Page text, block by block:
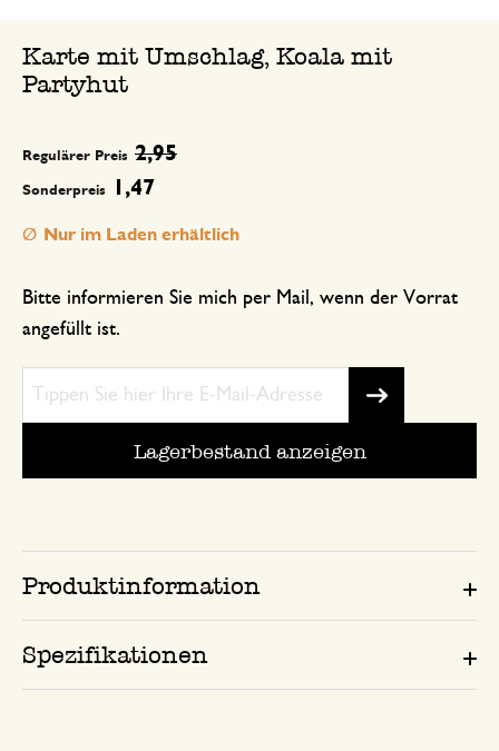
Karte mit Umschlag, Koala mit
Partyhut
Sonderpreis 1,47
Regulärer Preis 2,95
Bitte informieren Sie mich per Mail, wenn der Vorrat
angefüllt ist.
Lagerbestand anzeigen
Nur im Laden erhältlich
Produktinformation
Spezifikationen